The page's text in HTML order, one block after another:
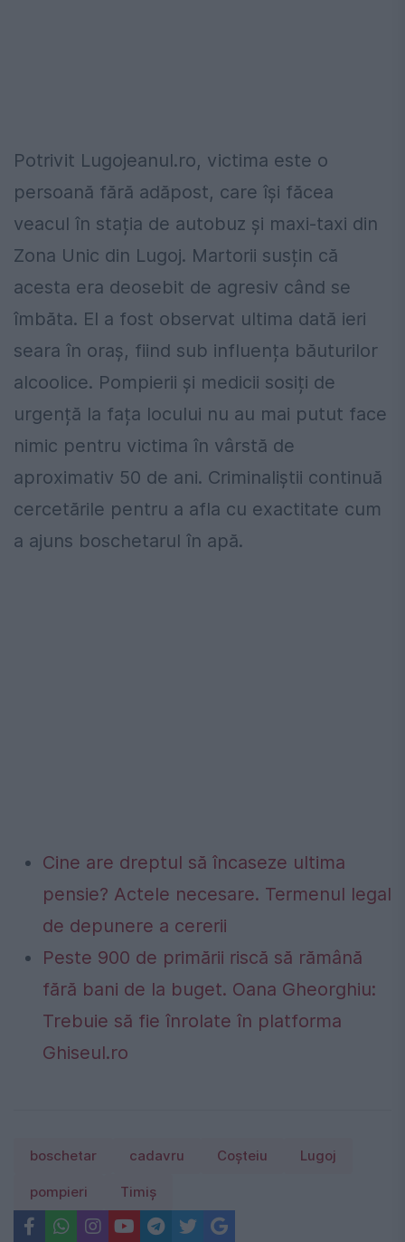
Potrivit Lugojeanul.ro, victima este o
persoană fără adăpost, care își făcea
veacul în stația de autobuz și maxi-taxi din
Zona Unic din Lugoj. Martorii susțin că
acesta era deosebit de agresiv când se
îmbăta. El a fost observat ultima dată ieri
seara în oraș, fiind sub influența băuturilor
alcoolice. Pompierii și medicii sosiți de
urgență la fața locului nu au mai putut face
nimic pentru victima în vârstă de
aproximativ 50 de ani. Criminaliștii continuă
cercetările pentru a afla cu exactitate cum
a ajuns boschetarul în apă.
Cine are dreptul să încaseze ultima
pensie? Actele necesare. Termenul legal
de depunere a cererii
Peste 900 de primării riscă să rămână
fără bani de la buget. Oana Gheorghiu:
Trebuie să fie înrolate în platforma
Ghiseul.ro
boschetar cadavru Coșteiu Lugoj
pompieri Timiş